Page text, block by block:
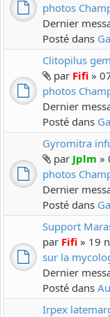
photos
Dernier
Posté dans
Clitopilus
par Fifi »
photos
Dernier
Posté dans
Gyromitra
par Jplm »
photos
Dernier
Posté dans
Support
par Fifi » 19
sur la
Dernier
Posté dans
Irpex